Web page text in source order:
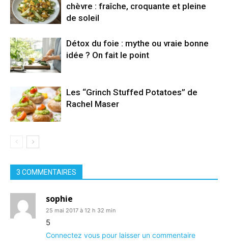
chèvre : fraîche, croquante et pleine
de soleil
Détox du foie : mythe ou vraie bonne
idée ? On fait le point
Les “Grinch Stuffed Potatoes” de
Rachel Maser
3 COMMENTAIRES
sophie
25 mai 2017 à 12 h 32 min
5
Connectez vous pour laisser un commentaire